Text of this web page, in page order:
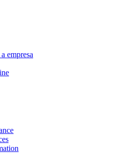
empresa